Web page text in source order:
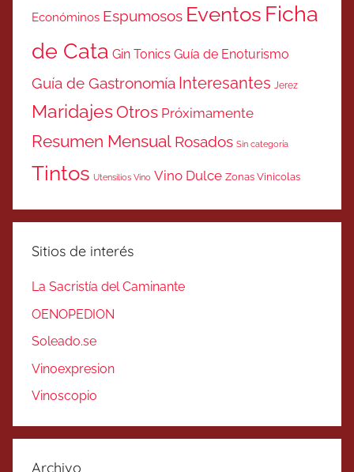
Económinos Espumosos Eventos Ficha
de Cata Gin Tonics Guía de Enoturismo
Guía de Gastronomía Interesantes Jerez
MaridajesOtros Próximamente
Resumen Mensual Rosados Sin categoría
Tintos Utensilios Vino Vino Dulce Zonas Vinicolas
Sitios de interés
La Sacristía del Caminante
OENOPEDION
Soleado.se
Vinoexpresion
Vinoscopio
Archivo